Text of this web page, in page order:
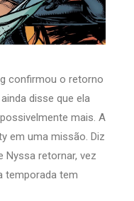
confirmou o retorno
disse que ela
mais. A
em uma missão. Diz
Nyssa retornar, vez
temporada tem